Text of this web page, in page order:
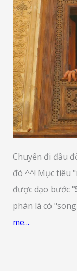
Chuyến đi đầu
đó ^^! Mục tiêu
được dạo bước
phán là có
me...